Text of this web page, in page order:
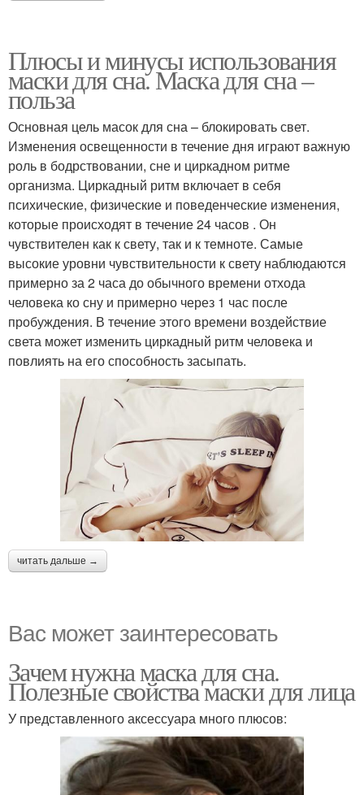
Плюсы и минусы использования
маски для сна. Маска для сна –
польза
Основная цель масок для сна – блокировать свет.
Изменения освещенности в течение дня играют важную
роль в бодрствовании, сне и циркадном ритме
организма. Циркадный ритм включает в себя
психические, физические и поведенческие изменения,
которые происходят в течение 24 часов . Он
чувствителен как к свету, так и к темноте. Самые
высокие уровни чувствительности к свету наблюдаются
примерно за 2 часа до обычного времени отхода
человека ко сну и примерно через 1 час после
пробуждения. В течение этого времени воздействие
света может изменить циркадный ритм человека и
повлиять на его способность засыпать.
читать дальше →
Вас может заинтересовать
Зачем нужна маска для сна.
Полезные свойства маски для лица
У представленного аксессуара много плюсов: